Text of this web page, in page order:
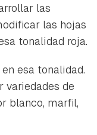
las
las hojas
tonalidad roja.
esa tonalidad.
variedades de
blanco, marfil,